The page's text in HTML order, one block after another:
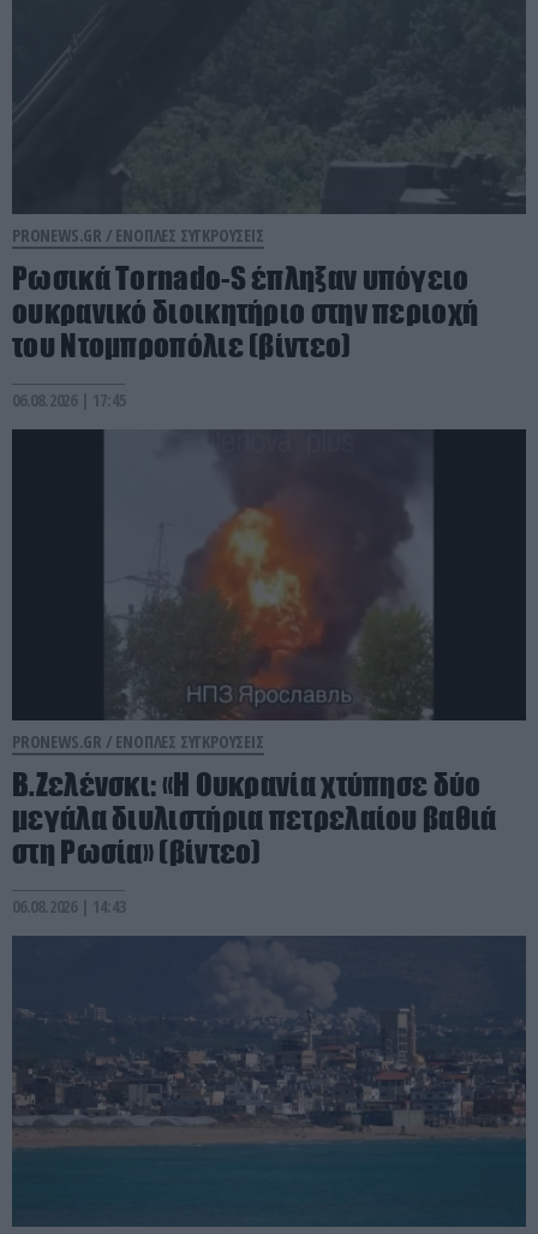
PRONEWS.GR / ΕΝΟΠΛΕΣ ΣΥΓΚΡΟΥΣΕΙΣ
Ρωσικά Tornado-S έπληξαν υπόγειο
ουκρανικό διοικητήριο στην περιοχή
του Ντομπροπόλιε (βίντεο)
06.08.2026 | 17:45
PRONEWS.GR / ΕΝΟΠΛΕΣ ΣΥΓΚΡΟΥΣΕΙΣ
Β.Ζελένσκι: «Η Ουκρανία χτύπησε δύο
μεγάλα διυλιστήρια πετρελαίου βαθιά
στη Ρωσία» (βίντεο)
06.08.2026 | 14:43